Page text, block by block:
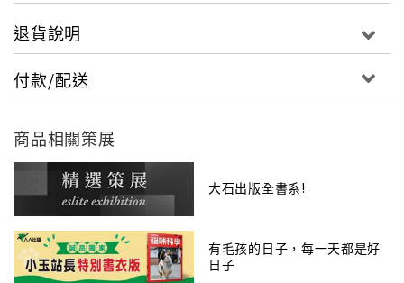
退貨說明
付款/配送
商品相關策展
大石出版全書系!
有毛孩的日子，每一天都是好
日子